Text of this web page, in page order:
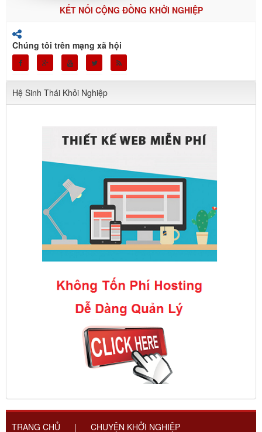
KẾT NỐI CỘNG ĐỒNG KHỞI NGHIỆP
Chúng tôi trên mạng xã hội
Hệ Sinh Thái Khỏi Nghiệp
TRANG CHỦ | CHUYỆN KHỞI NGHIỆP